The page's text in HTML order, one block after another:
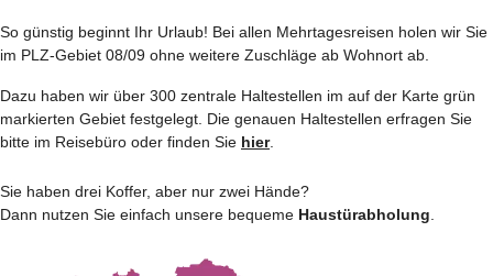
So günstig beginnt Ihr Urlaub! Bei allen Mehrtages­reisen holen wir Sie
im PLZ-Gebiet 08/09 ohne weitere Zuschläge ab Wohnort ab.
Dazu haben wir über 300 zentrale Haltestellen im auf der Karte grün
markierten Gebiet festgelegt. Die genauen Haltestellen erfragen Sie
bitte im Reisebüro oder finden Sie hier.
Sie haben drei Koffer, aber nur zwei Hände?
Dann nutzen Sie einfach unsere bequeme Haustürabholung.